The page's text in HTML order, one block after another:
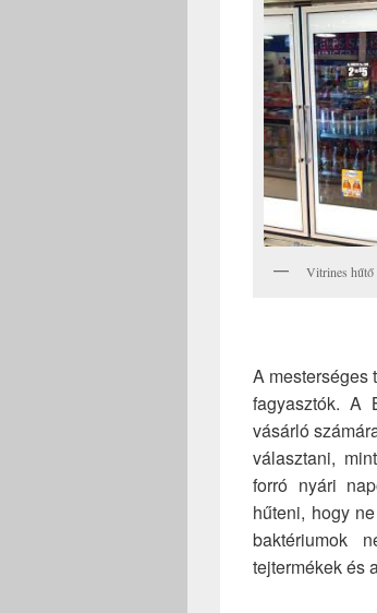
Vitrines hűtő
A mesterséges
fagyasztók. A
vásárló
választani,
forró nyári
hűteni, hogy
baktériumok
tejtermékek és